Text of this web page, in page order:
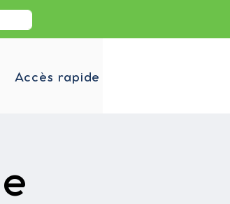
Accès rapide